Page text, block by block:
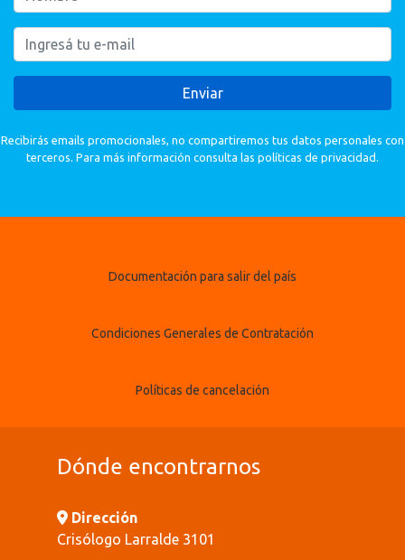
Enviar
Recibirás emails promocionales, no compartiremos tus datos personales con
terceros. Para más información consulta las políticas de privacidad.
Documentación para salir del país
Condiciones Generales de Contratación
Políticas de cancelación
Dónde encontrarnos
Dirección
Crisólogo Larralde 3101